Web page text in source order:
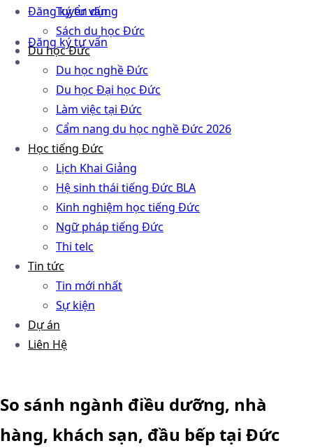
Đăng ký tư vấn
Đăng ký tư vấn
Tuyển dụng
Sách du học Đức
Du học Đức
Du học nghề Đức
Du học Đại học Đức
Làm việc tại Đức
Cẩm nang du học nghề Đức 2026
Học tiếng Đức
Lịch Khai Giảng
Hệ sinh thái tiếng Đức BLA
Kinh nghiệm học tiếng Đức
Ngữ pháp tiếng Đức
Thi telc
Tin tức
Tin mới nhất
Sự kiện
Dự án
Liên Hệ
So sánh ngành điều dưỡng, nhà
hàng, khách sạn, đầu bếp tại Đức